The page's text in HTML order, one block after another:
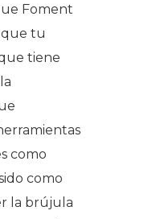
Foment
que tu
tiene
como
como
la brújula